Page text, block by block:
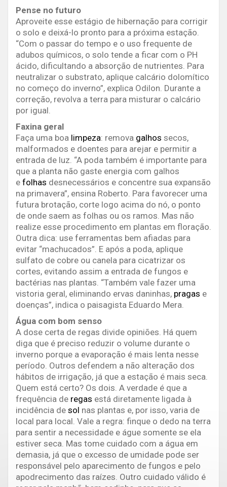
Pense no futuro
Aproveite esse estágio de hibernação para corrigir
o solo e deixá-lo pronto para a próxima estação.
“Com o passar do tempo e o uso frequente de
adubos químicos, o solo tende a ficar com o PH
ácido, dificultando a absorção de nutrientes. Para
neutralizar o substrato, aplique calcário dolomítico
no começo do inverno”, explica Odilon. Durante a
correção, revolva a terra para misturar o calcário
por igual.
Faxina geral
Faça uma boa limpeza: remova galhos secos,
malformados e doentes para arejar e permitir a
entrada de luz. “A poda também é importante para
que a planta não gaste energia com galhos
e folhas desnecessários e concentre sua expansão
na primavera”, ensina Roberto. Para favorecer uma
futura brotação, corte logo acima do nó, o ponto
de onde saem as folhas ou os ramos. Mas não
realize esse procedimento em plantas em floração.
Outra dica: use ferramentas bem afiadas para
evitar “machucados”. E após a poda, aplique
sulfato de cobre ou canela para cicatrizar os
cortes, evitando assim a entrada de fungos e
bactérias nas plantas. “Também vale fazer uma
vistoria geral, eliminando ervas daninhas, pragas e
doenças”, indica o paisagista Eduardo Mera.
Água com bom senso
A dose certa de regas divide opiniões. Há quem
diga que é preciso reduzir o volume durante o
inverno porque a evaporação é mais lenta nesse
período. Outros defendem a não alteração dos
hábitos de irrigação, já que a estação é mais seca.
Quem está certo? Os dois. A verdade é que a
frequência de regas está diretamente ligada à
incidência de sol nas plantas e, por isso, varia de
local para local. Vale a regra: finque o dedo na terra
para sentir a necessidade e águe somente se ela
estiver seca. Mas tome cuidado com a água em
demasia, já que o excesso de umidade pode ser
responsável pelo aparecimento de fungos e pelo
apodrecimento das raízes. Outro cuidado válido é